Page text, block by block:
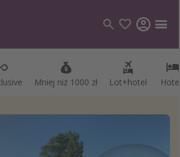
Mniej niż 1000 zł Lot+hotel